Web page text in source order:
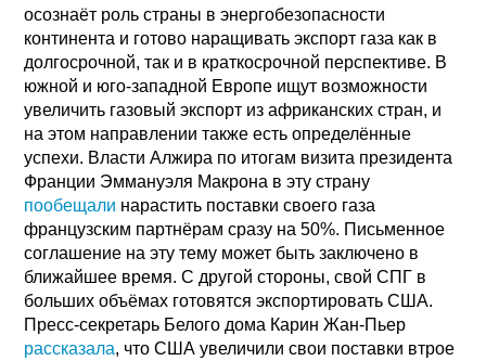
осознаёт роль страны в энергобезопасности
континента и готово наращивать экспорт газа как в
долгосрочной, так и в краткосрочной перспективе. В
южной и юго-западной Европе ищут возможности
увеличить газовый экспорт из африканских стран, и
на этом направлении также есть определённые
успехи. Власти Алжира по итогам визита президента
Франции Эммануэля Макрона в эту страну
пообещали нарастить поставки своего газа
французским партнёрам сразу на 50%. Письменное
соглашение на эту тему может быть заключено в
ближайшее время. С другой стороны, свой СПГ в
больших объёмах готовятся экспортировать США.
Пресс-секретарь Белого дома Карин Жан-Пьер
рассказала, что США увеличили свои поставки втрое